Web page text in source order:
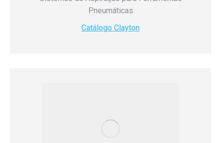
Pneumáticas
Catálogo Clayton